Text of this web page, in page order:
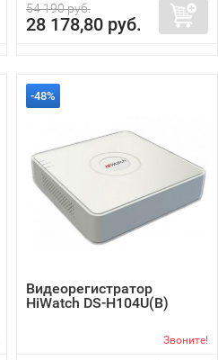
54 190 руб.
28 178,80 руб.
-48%
Видеорегистратор
HiWatch DS-H104U(B)
Звоните!